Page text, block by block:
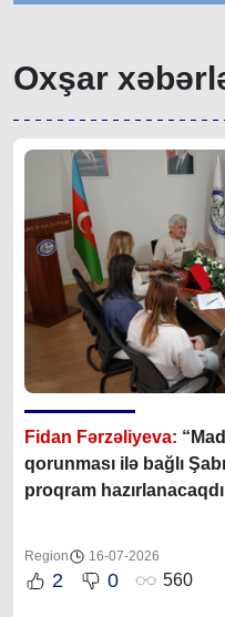
Oxşar
Fidan Fərzəliyeva:
qorunması ilə bağlı
proqram
Region 16-07-2026
2 0 560